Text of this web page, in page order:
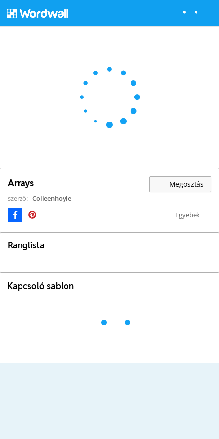
Arrays Megosztás
szerző: Colleenhoyle
Egyebek
Ranglista
Kapcsoló sablon